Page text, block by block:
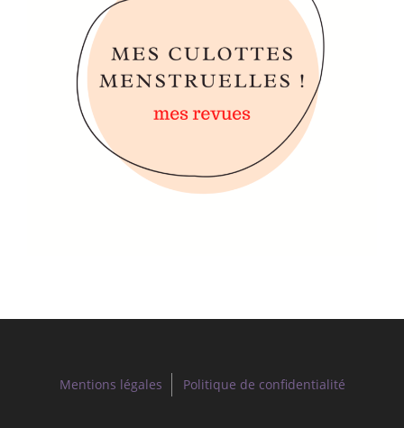
Mentions légales Politique de confidentialité